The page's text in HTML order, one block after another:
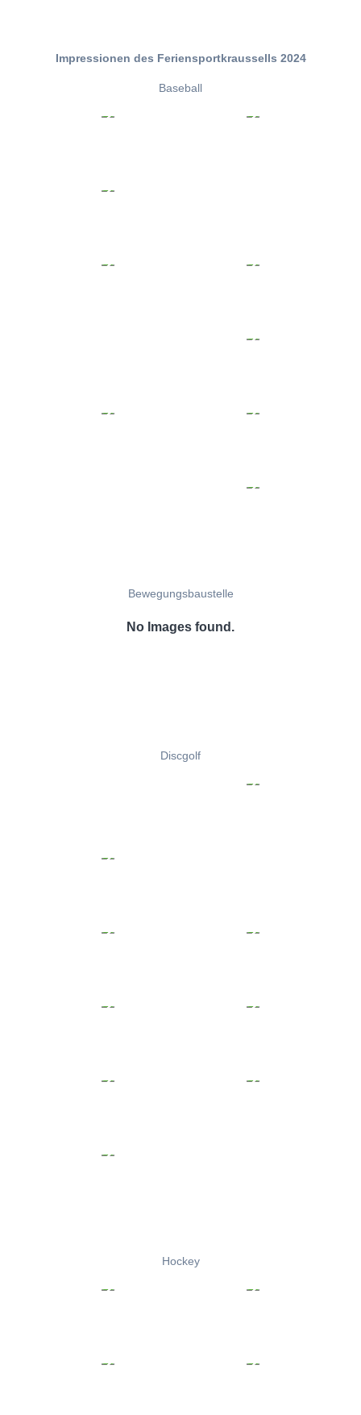
Impressionen des Feriensportkraussells 2024
Baseball
Bewegungsbaustelle
No Images found.
Discgolf
Hockey